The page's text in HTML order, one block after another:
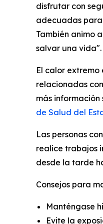
disfrutar con
adecuadas para
También animo
salvar una vida".
El calor extremo
relacionadas
más
de Salud del
Las personas
realice trabajos
desde la tarde
Consejos para
Manténgase
Evite la